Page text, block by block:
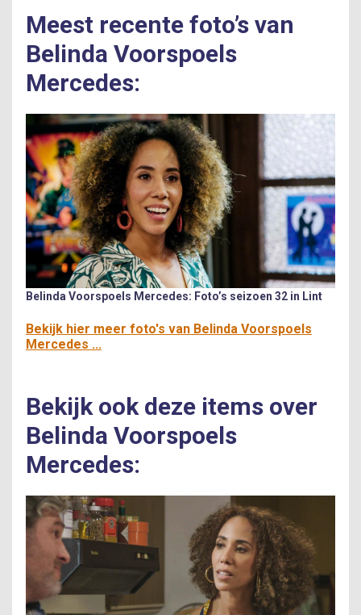
Meest recente foto’s van
Belinda Voorspoels
Mercedes:
Belinda Voorspoels Mercedes: Foto’s seizoen 32 in Lint
Bekijk hier meer foto's van Belinda Voorspoels
Mercedes ...
Bekijk ook deze items over
Belinda Voorspoels
Mercedes: